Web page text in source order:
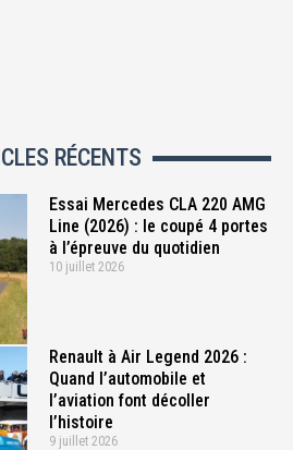
RÉCENTS
Essai Mercedes CLA 220 AMG
Line (2026) : le coupé 4 portes
à l’épreuve du quotidien
10 juillet 2026
Renault à Air Legend 2026 :
Quand l’automobile et
l’aviation font décoller
l’histoire
9 juillet 2026